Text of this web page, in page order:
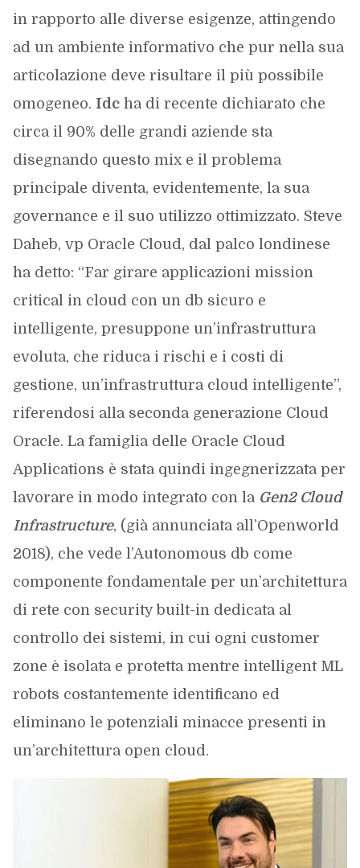
in rapporto alle diverse esigenze, attingendo
ad un ambiente informativo che pur nella sua
articolazione deve risultare il più possibile
omogeneo. Idcha di recente dichiarato che
circa il 90% delle grandi aziende sta
disegnando questo mix e il problema
principale diventa, evidentemente, la sua
governance e il suo utilizzo ottimizzato. Steve
Daheb, vp Oracle Cloud, dal palco londinese
ha detto: “Far girare applicazioni mission
critical in cloud con un db sicuro e
intelligente, presuppone un’infrastruttura
evoluta, che riduca i rischi e i costi di
gestione, un’infrastruttura cloud intelligente”,
riferendosi alla seconda generazione Cloud
Oracle. La famiglia delle Oracle Cloud
Applications è stata quindi ingegnerizzata per
lavorare in modo integrato con la Gen2 Cloud
Infrastructure, (già annunciata all’Openworld
2018), che vede l’Autonomous db come
componente fondamentale per un’architettura
di rete con security built-in dedicata al
controllo dei sistemi, in cui ogni customer
zone è isolata e protetta mentre intelligent ML
robots costantemente identificano ed
eliminano le potenziali minacce presenti in
un’architettura open cloud.